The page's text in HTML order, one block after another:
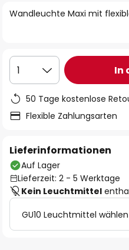
Wandleuchte Maxi mit
1 In
50 Tage kostenlose
Flexible Zahlungsarten
Lieferinformationen
Auf Lager
Lieferzeit: 2 - 5 Werktage
Kein Leuchtmittel
GU10 Leuchtmittel wählen